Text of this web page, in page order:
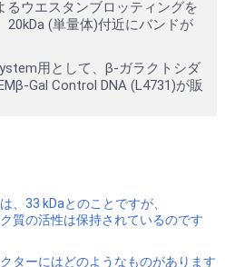
るウエスタンブロッティングを
20kDa (単量体)付近にバンドが
用として、β-ガラクトシダ
Gal Control DNA (L4731)が販
、33 kDaとのことですが、
質の活性は保持されているのです
ターにはどのようなものがあります